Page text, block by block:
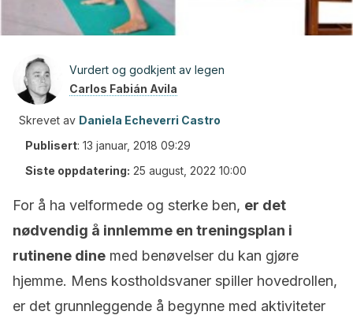
Vurdert og godkjent av legen
Carlos Fabián Avila
Skrevet av Daniela Echeverri Castro
Publisert: 13 januar, 2018 09:29
Siste oppdatering: 25 august, 2022 10:00
For å ha velformede og sterke ben, er det
nødvendig å innlemme en treningsplan i
rutinene dine med benøvelser du kan gjøre
hjemme. Mens kostholdsvaner spiller hovedrollen,
er det grunnleggende å begynne med aktiviteter